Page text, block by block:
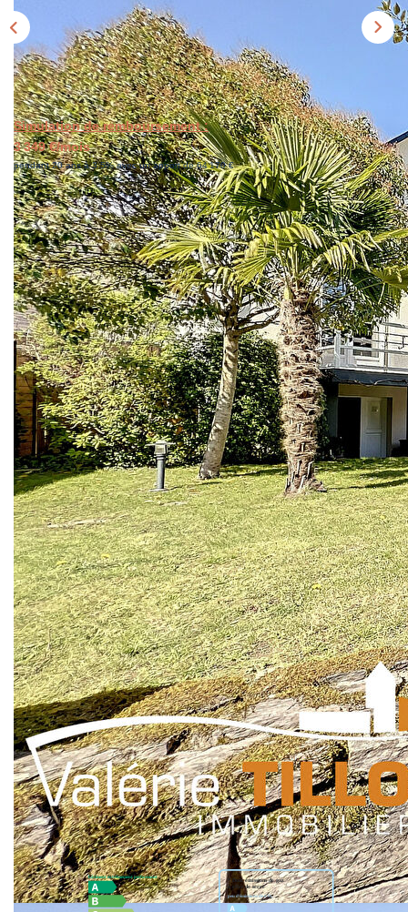
CONTACT
ESTIMER
Simulation de remboursement :
3 349 €/mois
pendant 20 ans à 3.5% avec un apport de 64 170 €
Description
Réf : 129055
VENDUE PAR L'AGENCE - Rare sur le marché et
idéalement située en plein centre-ville de Bruz (commune
de Rennes Métropole), cette maison ancienne de 165m² a
su garder son cachet d'antan. Un coup de coeur s'impose
pour ses parquets anciens, sa belle hauteur sous plafond,
ses pièces traversantes, ... elle offre au rdc surélevé une
entrée séparée, une pièce de vie avec cheminée, une
cuisine très spacieuse et lumineuse ainsi qu'une
chambre/bureau. A l'étage, un dégagement dessert trois
chambres, une salle de bains et une salle d'eau récente. Au
sous-sol, une chambre avec sa salle d'eau privative, un
bureau avec rangements, une cave, une buanderie et un
garage. A l'extérieur vous découvrirez un joli jardin clos bien
exposé et avec un puits. Une visite virtuelle est disponible
sur demande. Classe énergie D. Montant estimé des
dépenses annuelles d'énergie pour un usage standard :
entre 2249€ et 3043€ par an. Prix moyens des énergies
indexés sur l'année 2021 (abonnements compris). Etat des
risques naturels et technologiques accessible sur le site
Géorisques : www.georisques.gouv.fr
Nos honoraires Nous contacter
Diagnostics énergétiques